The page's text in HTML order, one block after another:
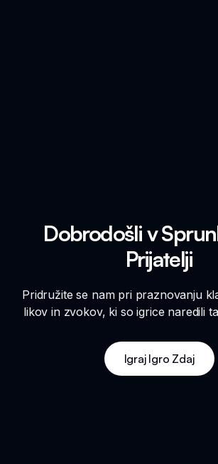
Dobrodošli v
Prijatelji
Pridružite se nam pri praznovanju
likov in zvokov, ki so igrice naredili
Igraj Igro Zdaj